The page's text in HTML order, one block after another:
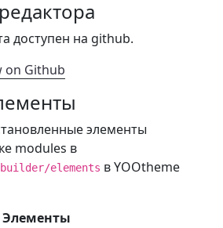
доступен на github.
on Github
элементы
modules в
elements в YOOtheme
Элементы